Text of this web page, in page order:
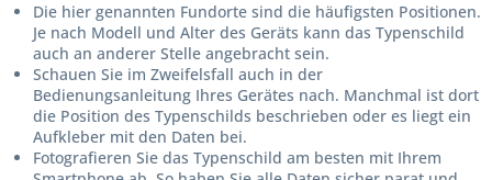
Die hier genannten Fundorte sind die häufigsten Positionen.
Je nach Modell und Alter des Geräts kann das Typenschild
auch an anderer Stelle angebracht sein.
Schauen Sie im Zweifelsfall auch in der
Bedienungsanleitung Ihres Gerätes nach. Manchmal ist dort
die Position des Typenschilds beschrieben oder es liegt ein
Aufkleber mit den Daten bei.
Fotografieren Sie das Typenschild am besten mit Ihrem